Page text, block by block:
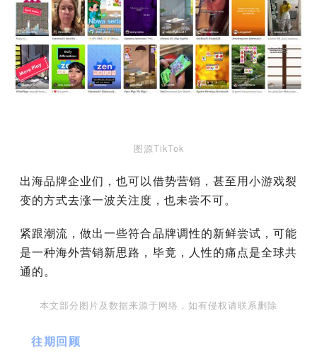
图源TikTok
出海品牌企业们，也可以借势营销，甚至用小游戏裂
变的方式去涨一波关注度，也未尝不可。
紧跟潮流，做出一些符合品牌调性的新鲜尝试，可能
是一种海外营销新思路，毕竟，人性的痛点是全球共
通的。
本文部分图片及数据来源于网络，如有侵权请联系删除
往期回顾